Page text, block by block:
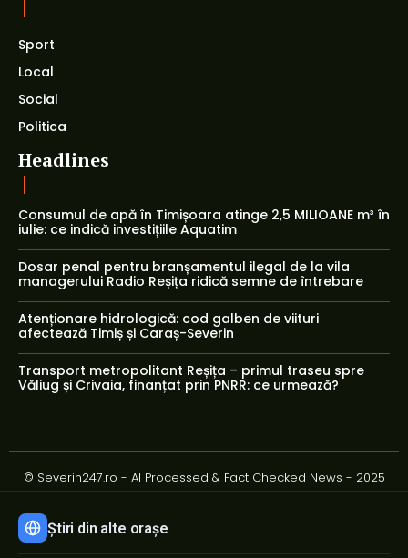
Sport
Local
Social
Politica
Headlines
Consumul de apă în Timișoara atinge 2,5 MILIOANE m³ în
iulie: ce indică investițiile Aquatim
Dosar penal pentru branșamentul ilegal de la vila
managerului Radio Reșița ridică semne de întrebare
Atenționare hidrologică: cod galben de viituri
afectează Timiș și Caraș-Severin
Transport metropolitant Reșița – primul traseu spre
Văliug și Crivaia, finanțat prin PNRR: ce urmează?
© Severin247.ro - AI Processed & Fact Checked News - 2025
Știri din alte orașe